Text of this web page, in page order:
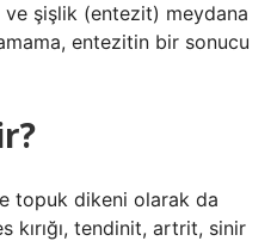
ve şişlik (entezit) meydana
entezitin bir sonucu
topuk dikeni olarak da
kırığı, tendinit, artrit, sinir